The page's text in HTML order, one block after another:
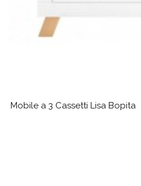
Mobile a 3 Cassetti Lisa Bopita